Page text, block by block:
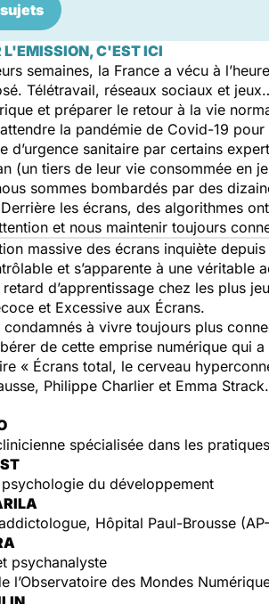
L'EMISSION, C'EST ICI
semaines, la France a vécu à
Télétravail, réseaux sociaux et
et préparer le retour à la vie
attendre la pandémie de Covid-19
d’urgence sanitaire par certains
(un tiers de leur vie consommée en
sommes bombardés par des
les écrans, des algorithmes
et nous maintenir toujours
massive des écrans inquiète
et s’apparente à une
d’apprentissage chez les plus
et Excessive aux Écrans.
condamnés à vivre toujours plus
de cette emprise numérique qui
« Écrans total, le cerveau
Philippe Charlier et Emma Strack.
spécialisée dans les
du développement
Hôpital Paul-Brousse
psychanalyste
l’Observatoire des Mondes